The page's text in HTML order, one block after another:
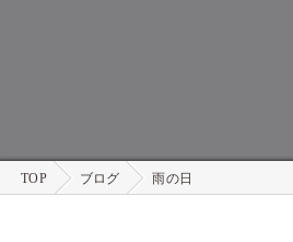
TOP ブログ 雨の日